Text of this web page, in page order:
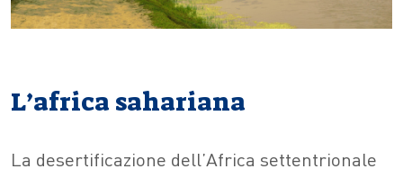
L’africa sahariana
La desertificazione dell’Africa settentrionale